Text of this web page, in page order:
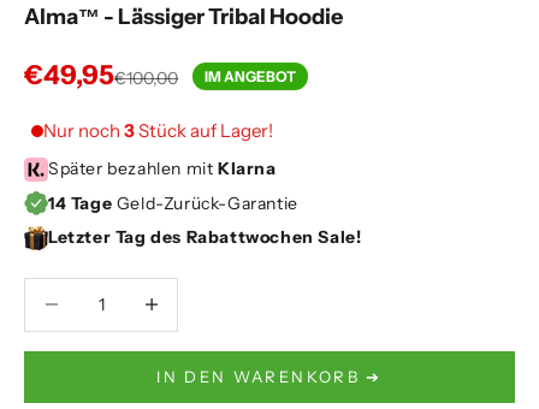
Alma™ - Lässiger Tribal Hoodie
Angebot
€49,95Regulärer Preis
€100,00 IM ANGEBOT
Nur noch 3Stück auf Lager!
Später bezahlen mit Klarna
14 Tage Geld-Zurück-Garantie
Letzter Tag des Rabattwochen Sale!
IN DEN WARENKORB ➔